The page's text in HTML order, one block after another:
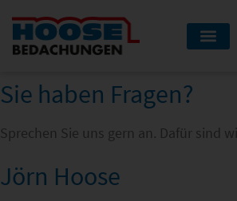
Sie haben Fragen?
Sprechen Sie uns gern an. Dafür sind
Jörn Hoose